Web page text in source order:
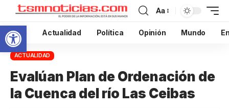
Abrir barra de herramientas
Aa
Inicio Actualidad Política Opinión Mundo
ACTUALIDAD
Evalúan Plan de Ordenación de
la Cuenca del río Las Ceibas